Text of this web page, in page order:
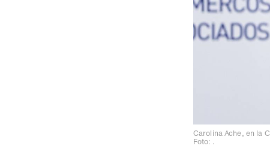
Carolina Ache, en la
Foto: .